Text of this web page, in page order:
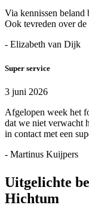
Via kennissen beland
Ook tevreden over
- Elizabeth van Dijk
Super service
3 juni 2026
Afgelopen week het
dat we niet verwacht
in contact met een
- Martinus Kuijpers
Uitgelichte
Hichtum